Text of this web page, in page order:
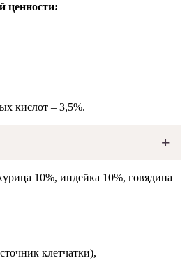
ценности:
кислот – 3,5%.
10%, индейка 10%, говядина
клетчатки),